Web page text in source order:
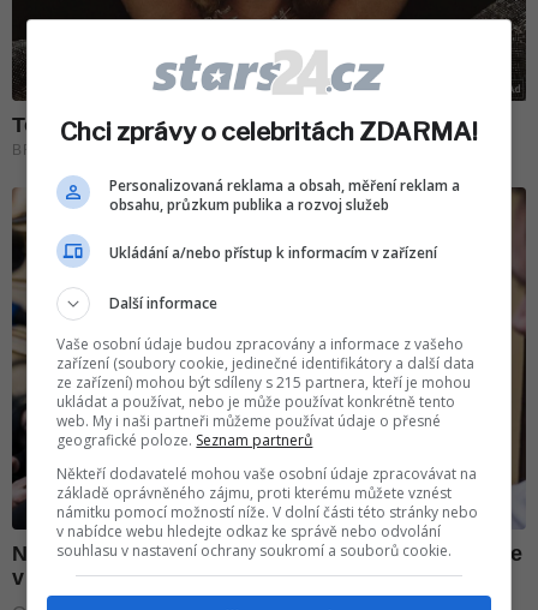
Chci zprávy o celebritách ZDARMA!
Personalizovaná reklama a obsah, měření reklam a
obsahu, průzkum publika a rozvoj služeb
Ukládání a/nebo přístup k informacím v zařízení
Další informace
Vaše osobní údaje budou zpracovány a informace z vašeho
zařízení (soubory cookie, jedinečné identifikátory a další data
ze zařízení) mohou být sdíleny s 215 partnera, kteří je mohou
ukládat a používat, nebo je může používat konkrétně tento
web. My i naši partneři můžeme používat údaje o přesné
geografické poloze. Seznam partnerů
Někteří dodavatelé mohou vaše osobní údaje zpracovávat na
základě oprávněného zájmu, proti kterému můžete vznést
námitku pomocí možností níže. V dolní části této stránky nebo
v nabídce webu hledejte odkaz ke správě nebo odvolání
souhlasu v nastavení ochrany soukromí a souborů cookie.